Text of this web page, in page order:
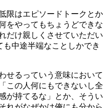
はエピソードトークとか
をやってもちょうどできな
だけ親しくさせていただい
も中途半端なことしかでき
せるっていう意味において
この人何にもできないし全
が持てるな」とか、そうい